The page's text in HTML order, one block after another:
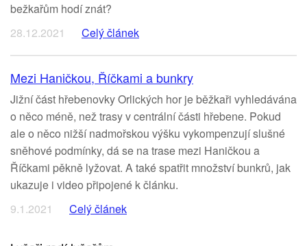
bežkařům hodí znát?
28.12.2021
Celý článek
Mezi Haničkou, Říčkami a bunkry
Jižní část hřebenovky Orlických hor je běžkaři vyhledávána
o něco méně, než trasy v centrální části hřebene. Pokud
ale o něco nižší nadmořskou výšku vykompenzují slušné
sněhové podmínky, dá se na trase mezi Haničkou a
Říčkami pěkně lyžovat. A také spatřit množství bunkrů, jak
ukazuje i video připojené k článku.
9.1.2021
Celý článek